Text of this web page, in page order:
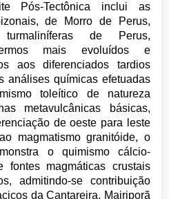
Pós-Tectônica inclui as
de Morro de Perus,
de Perus,
mais evoluídos e
aos diferenciados tardios
análises químicas efetuadas
toleítico de natureza
metavulcânicas básicas,
de oeste para leste
magmatismo granitóide, o
o quimismo cálcio-
fontes magmáticas crustais
admitindo-se contribuição
da Cantareira, Mairiporã